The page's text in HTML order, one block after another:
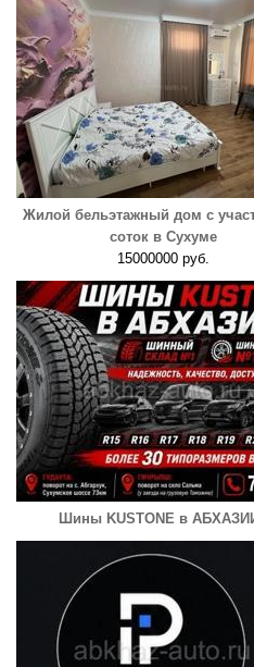
Жилой бельэтажный дом с
соток в Сухуме
15000000 руб.
Шины KUSTONE в